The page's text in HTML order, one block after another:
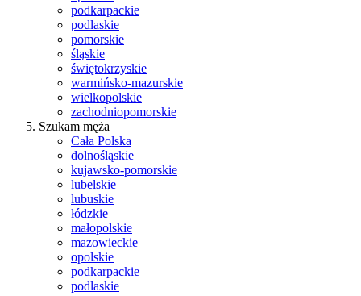
podkarpackie
podlaskie
pomorskie
śląskie
świętokrzyskie
warmińsko-mazurskie
wielkopolskie
zachodniopomorskie
Szukam męża
Cała Polska
dolnośląskie
kujawsko-pomorskie
lubelskie
lubuskie
łódzkie
małopolskie
mazowieckie
opolskie
podkarpackie
podlaskie